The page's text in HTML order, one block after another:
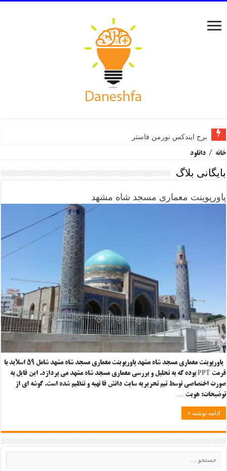
برج ایندکس نورمن فاستر
خانه / دانلود
بایگانی بلاگ
پاورپوینت معماری مسجد شاه مشهد
پاورپوینت معماری مسجد شاه مشهد پاورپوینت معماری مسجد شاه مشهد شامل ۵۹ اسلاید با
فرمت PPT بوده که به تحلیل و بررسی معماری مسجد شاه مشهد می پردازد. این فایل به
صورت اختصاصی توسط تیم تحریریه سایت دانش فا تهیه و تنظیم شده است. گوشه ای از
توضیحات: هویت …
ادامه نوشته »